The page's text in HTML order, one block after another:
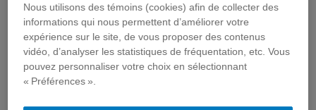
2026
2025
2024
Nous utilisons des témoins (cookies) afin de collecter des
informations qui nous permettent d’améliorer votre
expérience sur le site, de vous proposer des contenus
vidéo, d’analyser les statistiques de fréquentation, etc. Vous
pouvez personnaliser votre choix en sélectionnant
« Préférences ».